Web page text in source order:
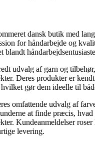
dansk butik med
for håndarbejde og
blandt
udvalg af garn og
Deres produkter er
gør dem ideelle til
omfattende udvalg af
at finde præcis,
Kundeanmeldelser
levering.